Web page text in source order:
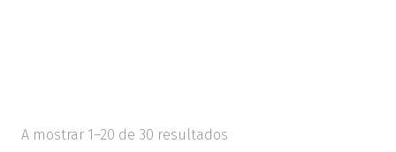
A mostrar 1–20 de 30 resultados